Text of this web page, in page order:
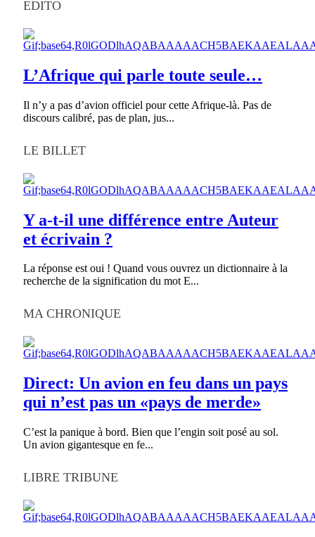
EDITO
L’Afrique qui parle toute seule…
Il n’y a pas d’avion officiel pour cette Afrique-là. Pas de
discours calibré, pas de plan, jus...
LE BILLET
Y a-t-il une différence entre Auteur
et écrivain ?
La réponse est oui ! Quand vous ouvrez un dictionnaire à la
recherche de la signification du mot E...
MA CHRONIQUE
Direct: Un avion en feu dans un pays
qui n’est pas un «pays de merde»
C’est la panique à bord. Bien que l’engin soit posé au sol.
Un avion gigantesque en fe...
LIBRE TRIBUNE